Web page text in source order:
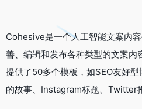
Cohesive是一个人工智能文案内
善、编辑和发布各种类型的文案内
提供了50多个模板，如SEO友好
的故事、Instagram标题、Twitter